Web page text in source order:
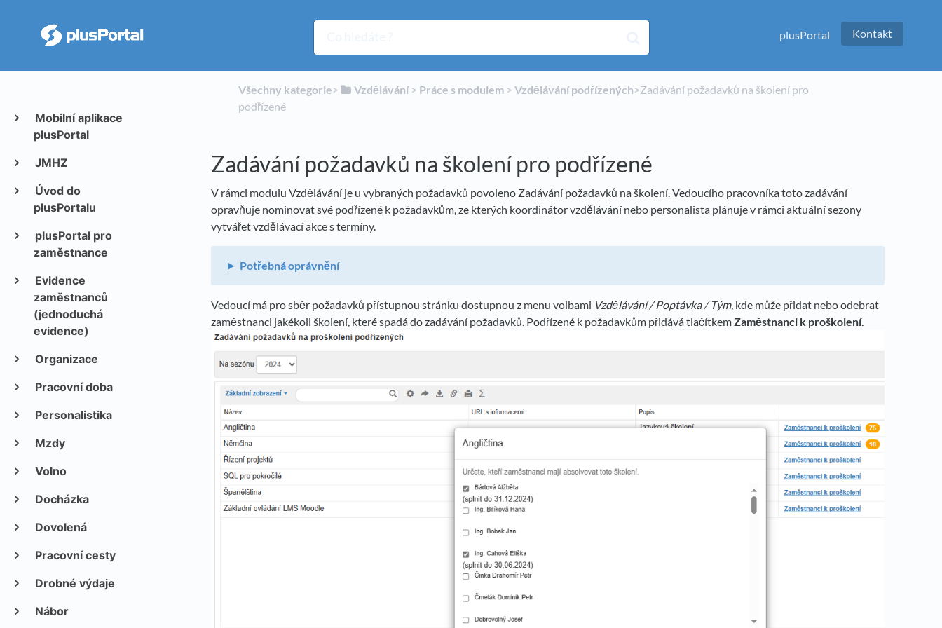
plusPortal Kontakt
Mobilní aplikace
plusPortal
JMHZ
Úvod do
plusPortalu
plusPortal pro
zaměstnance
Evidence
zaměstnanců
(jednoduchá
evidence)
Organizace
Pracovní doba
Personalistika
Mzdy
Volno
Docházka
Dovolená
Pracovní cesty
Drobné výdaje
Nábor
Všechny kategorie​>​ ​Vzdělávání​ > ​ ​Práce s modulem ​ > ​​Vzdělávání podřízených​>​ Zadávání požadavků na školení pro
podřízené
Zadávání požadavků na školení pro podřízené
V rámci modulu Vzdělávání je u vybraných požadavků povoleno Zadávání požadavků na školení. Vedoucího pracovníka toto zadávání
opravňuje nominovat své podřízené k požadavkům, ze kterých koordinátor vzdělávání nebo personalista plánuje v rámci aktuální sezony
vytvářet vzdělávací akce s termíny.
Potřebná oprávnění
Vedoucí má pro sběr požadavků přístupnou stránku dostupnou z menu volbami Vzdělávání / Poptávka / Tým, kde může přidat nebo odebrat
zaměstnanci jakékoli školení, které spadá do zadávání požadavků. Podřízené k požadavkům přidává tlačítkemZaměstnanci k proškolení.